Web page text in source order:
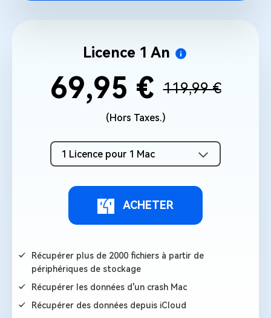
Licence 1 An
69,95 € 119,99 €
(Hors Taxes.)
ACHETER
1 Licence pour 1 Mac
Récupérer plus de 2000 fichiers à partir de
périphériques de stockage
Récupérer les données d'un crash Mac
Récupérer des données depuis iCloud